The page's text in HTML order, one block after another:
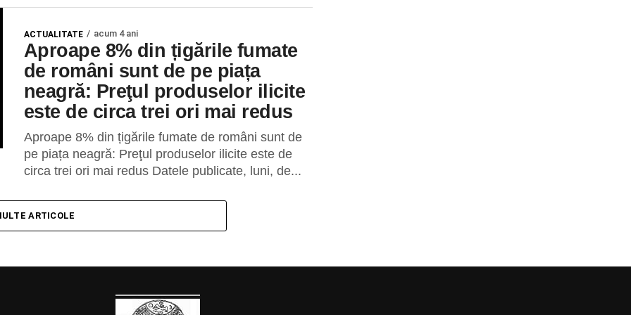
ACTUALITATE acum 4 ani
Aproape 8% din țigările fumate
de români sunt de pe piața
neagră: Preţul produselor ilicite
este de circa trei ori mai redus
Aproape 8% din țigările fumate de români sunt de
pe piața neagră: Preţul produselor ilicite este de
circa trei ori mai redus Datele publicate, luni, de...
ARTICOLE